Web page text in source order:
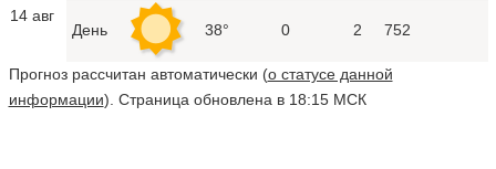
14 авг
День 38° 0 2 752
Прогноз рассчитан автоматически (о статусе данной
информации). Страница обновлена в 18:15 МСК